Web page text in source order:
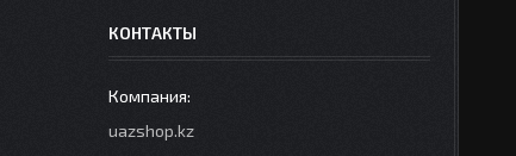
КОНТАКТЫ
uazshop.kz